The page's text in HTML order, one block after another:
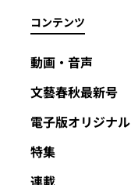
コンテンツ
動画・音声
文藝春秋最新号
電子版オリジナル
特集
連載